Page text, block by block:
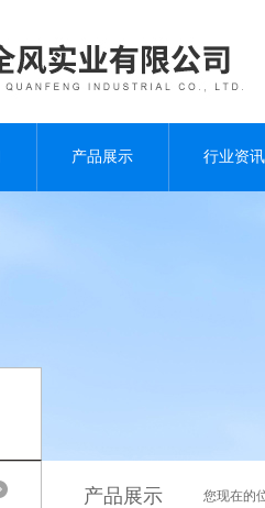
产品展示 行业资讯
产品展示 您现在的